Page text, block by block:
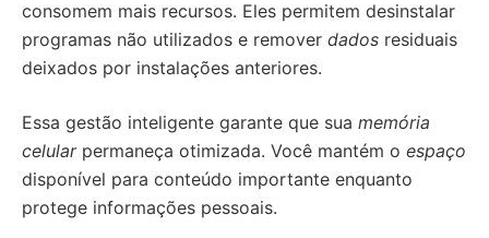
consomem mais recursos. Eles permitem desinstalar
programas não utilizados e remover dados residuais
deixados por instalações anteriores.
Essa gestão inteligente garante que sua memória
celularpermaneça otimizada. Você mantém o espaço
disponível para conteúdo importante enquanto
protege informações pessoais.